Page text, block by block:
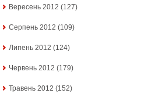
Вересень 2012 (127)
Серпень 2012 (109)
Липень 2012 (124)
Червень 2012 (179)
Травень 2012 (152)